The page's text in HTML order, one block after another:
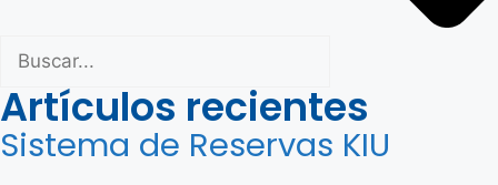
Artículos recientes
Sistema de Reservas KIU